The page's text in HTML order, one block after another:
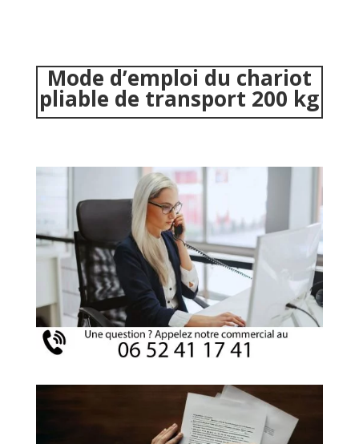
Mode d’emploi du chariot
pliable de transport 200 kg